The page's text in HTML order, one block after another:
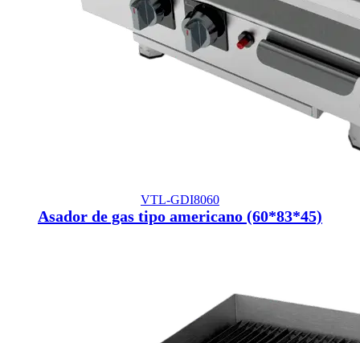
VTL-GDI8060
Asador de gas tipo americano (60*83*45)